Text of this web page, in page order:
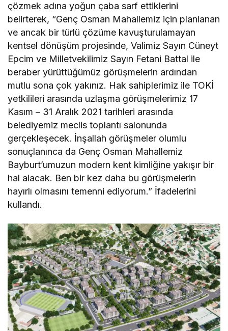
çözmek adına yoğun çaba sarf ettiklerini
belirterek, “Genç Osman Mahallemiz için planlanan
ve ancak bir türlü çözüme kavuşturulamayan
kentsel dönüşüm projesinde, Valimiz Sayın Cüneyt
Epcim ve Milletvekilimiz Sayın Fetani Battal ile
beraber yürüttüğümüz görüşmelerin ardından
mutlu sona çok yakınız. Hak sahiplerimiz ile TOKİ
yetkilileri arasında uzlaşma görüşmelerimiz 17
Kasım – 31 Aralık 2021 tarihleri arasında
belediyemiz meclis toplantı salonunda
gerçekleşecek. İnşallah görüşmeler olumlu
sonuçlanınca da Genç Osman Mahallemiz
Bayburt’umuzun modern kent kimliğine yakışır bir
hal alacak. Ben bir kez daha bu görüşmelerin
hayırlı olmasını temenni ediyorum.” İfadelerini
kullandı.